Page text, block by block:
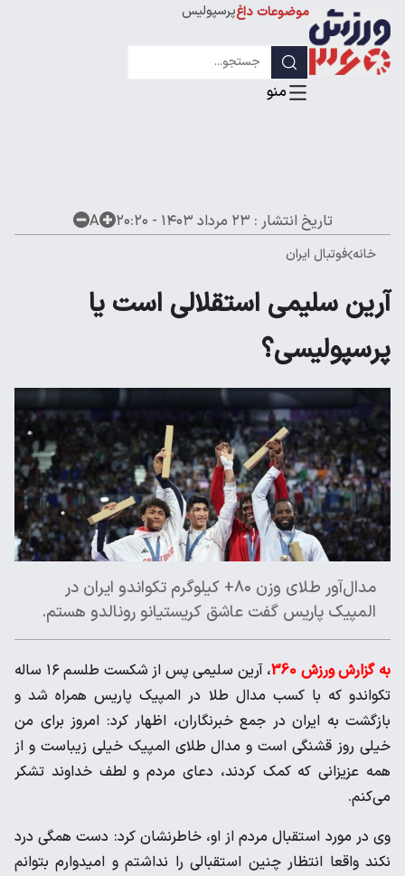
موضوعات داغپرسپولیس
لیگ قهرمانان
تاریخ انتشار : ۲۳ مرداد ۱۴۰۳ - ۲۰:۲۰ A
خانه فوتبال ایران
آرین سلیمی استقلالی است یا
پرسپولیسی؟
مدال‌آور طلای وزن ۸۰+ کیلوگرم تکواندو ایران در
المپیک پاریس گفت عاشق کریستیانو رونالدو هستم.
به گزارش ورزش 360
، آرین سلیمی پس از شکست طلسم ۱۶ ساله
تکواندو که با کسب مدال طلا در المپیک پاریس همراه شد و
بازگشت به ایران در جمع خبرنگاران، اظهار کرد: امروز برای من
خیلی روز قشنگی است و مدال طلای المپیک خیلی زیباست و از
همه عزیزانی که کمک کردند، دعای مردم و لطف خداوند تشکر
می‌کنم.
وی در مورد استقبال مردم از او، خاطرنشان کرد: دست همگی درد
نکند واقعا انتظار چنین استقبالی را نداشتم و امیدوارم بتوانم